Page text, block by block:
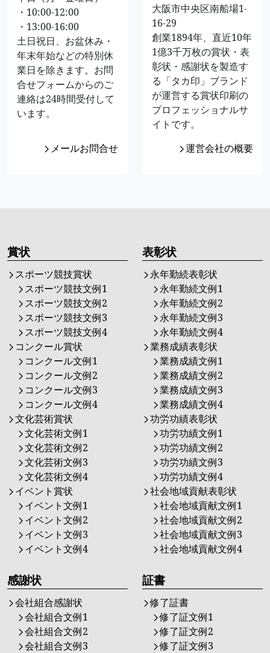
・10:00-12:00
・13:00-16:00
土日祝日、お盆休み・
年末年始などの特別休
業日を除きます。お問
合せフォームからのご
連絡は24時間受付して
います。
メールお問合せ
大阪市中央区南船場1-
16-29
創業1894年、直近10年
1億3千万枚の賞状・表
彰状・感謝状を製造す
る「タカ印」ブランド
が運営する賞状印刷の
プロフェッショナルサ
イトです。
運営会社の概要
賞状
スポーツ競技賞状
スポーツ競技文例1
スポーツ競技文例2
スポーツ競技文例3
スポーツ競技文例4
コンクール賞状
コンクール文例1
コンクール文例2
コンクール文例3
コンクール文例4
文化芸術賞状
文化芸術文例1
文化芸術文例2
文化芸術文例3
文化芸術文例4
イベント賞状
イベント文例1
イベント文例2
イベント文例3
イベント文例4
表彰状
永年勤続表彰状
永年勤続文例1
永年勤続文例2
永年勤続文例3
永年勤続文例4
業務成績表彰状
業務成績文例1
業務成績文例2
業務成績文例3
業務成績文例4
功労功績表彰状
功労功績文例1
功労功績文例2
功労功績文例3
功労功績文例4
社会地域貢献表彰状
社会地域貢献文例1
社会地域貢献文例2
社会地域貢献文例3
社会地域貢献文例4
感謝状
会社組合感謝状
会社組合文例1
会社組合文例2
会社組合文例3
証書
修了証書
修了証文例1
修了証文例2
修了証文例3